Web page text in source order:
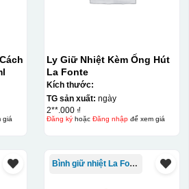
giá
Ly Giữ Nhiệt Kèm Ống Hút
La Fonte
Kích thước:
TG sản xuất: ngày
2**.000 ₫
Đăng kýhoặc Đăng nhậpđể xem giá
Bình giữ nhiệt La Fonte